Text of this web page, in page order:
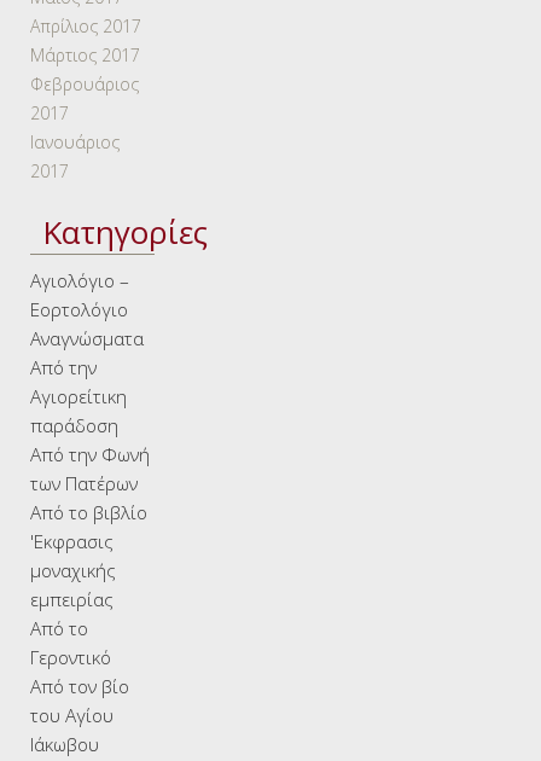
Απρίλιος 2017
Μάρτιος 2017
Φεβρουάριος
2017
Ιανουάριος
2017
Kατηγορίες
Αγιολόγιο –
Εορτολόγιο
Αναγνώσματα
Από την
Αγιορείτικη
παράδοση
Από την Φωνή
των Πατέρων
Από το βιβλίο
'Εκφρασις
μοναχικής
εμπειρίας
Από το
Γεροντικό
Από τον βίο
του Αγίου
Ιάκωβου